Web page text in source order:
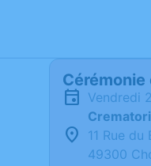
Cérémonie
vendredi
11 Rue du
49300